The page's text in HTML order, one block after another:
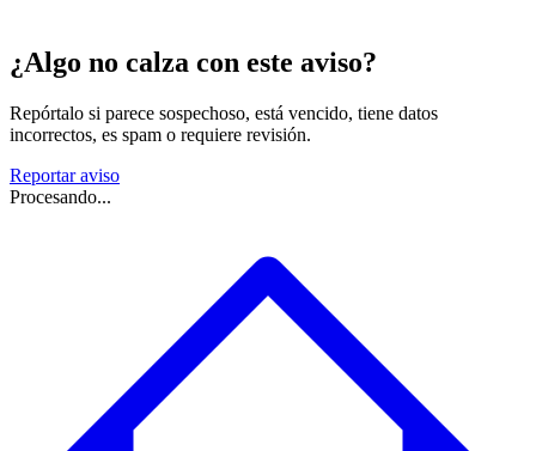
¿Algo no calza con este aviso?
Repórtalo si parece sospechoso, está vencido, tiene datos
incorrectos, es spam o requiere revisión.
Reportar aviso
Procesando...